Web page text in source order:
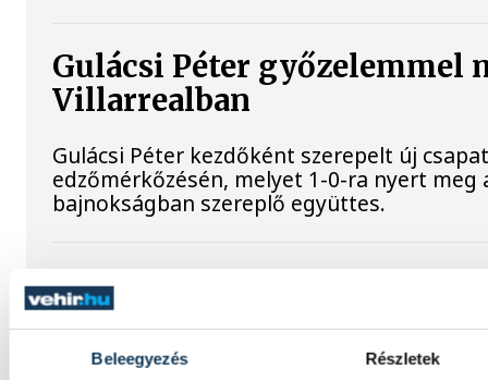
Beleegyezés Részletek
Gulácsi Péter győzelemmel
Villarrealban
Gulácsi Péter kezdőként szerepelt új
edzőmérkőzésén, melyet 1-0-ra nyert
bajnokságban szereplő együttes.
Vizes Eb: Betlehem Dávid
kilométeren